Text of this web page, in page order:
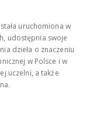
uruchomiona w
udostępnia swoje
dzieła o znaczeniu
w Polsce i w
uczelni, a także